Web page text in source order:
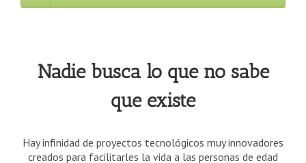
Nadie busca lo que no sabe
que existe
Hay infinidad de proyectos tecnológicos muy innovadores
creados para facilitarles la vida a las personas de edad